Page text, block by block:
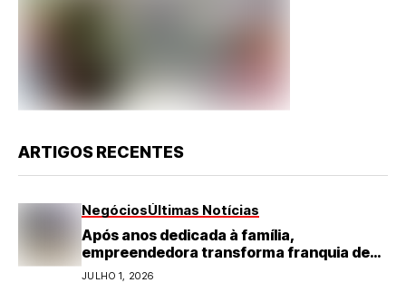
ARTIGOS RECENTES
NegóciosÚltimas Notícias
Após anos dedicada à família,
empreendedora transforma franquia de
turismo em negócio de destaque no RN
JULHO 1, 2026